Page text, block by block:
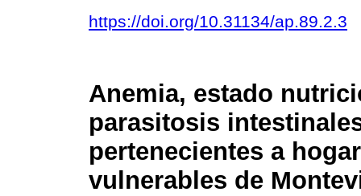
https://doi.org/10.31134/ap.89.2.3
Anemia, estado
parasitosis
pertenecientes a
vulnerables de